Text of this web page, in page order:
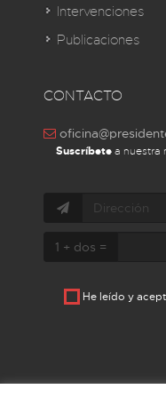
Intervenciones
Publicaciones
CONTACTO
Suscríbetea nuestra
1 + dos =
He leído y